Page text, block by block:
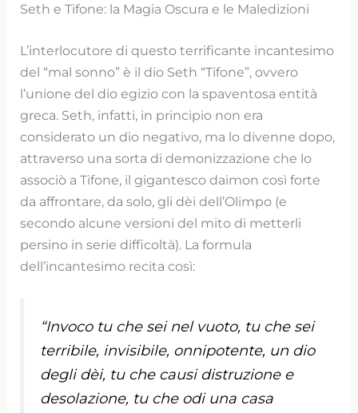
Seth e Tifone: la Magia Oscura e le Maledizioni
L’interlocutore di questo terrificante incantesimo
del “mal sonno” è il dio Seth “Tifone”, ovvero
l’unione del dio egizio con la spaventosa entità
greca. Seth, infatti, in principio non era
considerato un dio negativo, ma lo divenne dopo,
attraverso una sorta di demonizzazione che lo
associò a Tifone, il gigantesco daimon così forte
da affrontare, da solo, gli dèi dell’Olimpo (e
secondo alcune versioni del mito di metterli
persino in serie difficoltà). La formula
dell’incantesimo recita così:
“Invoco tu che sei nel vuoto, tu che sei
terribile, invisibile, onnipotente, un dio
degli dèi, tu che causi distruzione e
desolazione, tu che odi una casa